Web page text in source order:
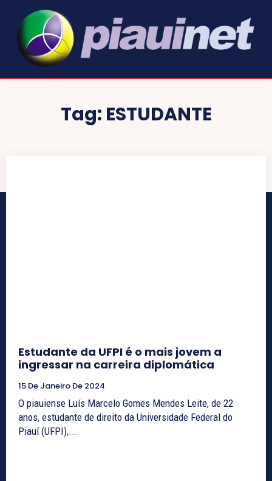
Tag: ESTUDANTE
Estudante da UFPI é o mais jovem a
ingressar na carreira diplomática
15 De Janeiro De 2024
O piauiense Luís Marcelo Gomes Mendes Leite, de 22
anos, estudante de direito da Universidade Federal do
Piauí (UFPI),...